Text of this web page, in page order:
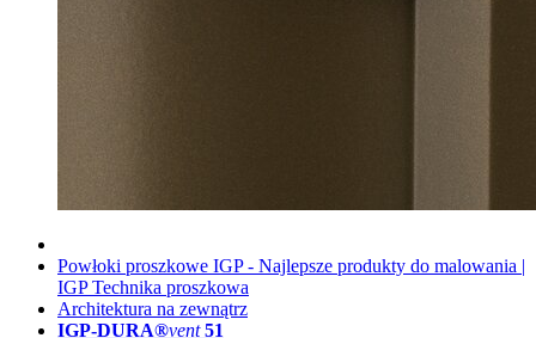
Powłoki proszkowe IGP - Najlepsze produkty do malowania |
IGP Technika proszkowa
Architektura na zewnątrz
IGP-DURA®vent 51